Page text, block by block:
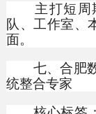
主打短周期
队、工作室、
面。
七、合肥数
统整合专家